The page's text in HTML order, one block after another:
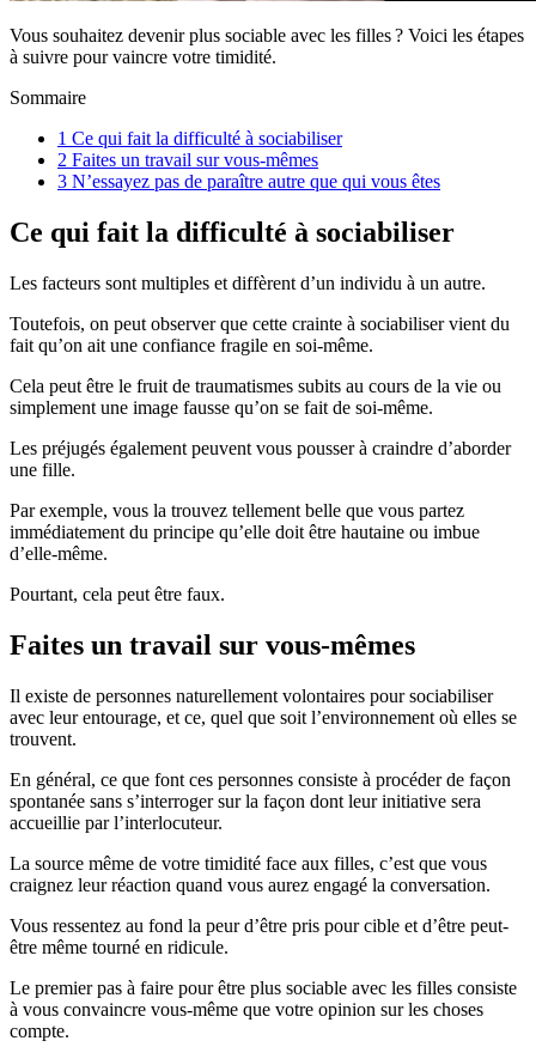
Vous souhaitez devenir plus sociable avec les filles ? Voici les étapes
à suivre pour vaincre votre timidité.
Sommaire
1 Ce qui fait la difficulté à sociabiliser
2 Faites un travail sur vous-mêmes
3 N’essayez pas de paraître autre que qui vous êtes
Ce qui fait la difficulté à sociabiliser
Les facteurs sont multiples et diffèrent d’un individu à un autre.
Toutefois, on peut observer que cette crainte à sociabiliser vient du
fait qu’on ait une confiance fragile en soi-même.
Cela peut être le fruit de traumatismes subits au cours de la vie ou
simplement une image fausse qu’on se fait de soi-même.
Les préjugés également peuvent vous pousser à craindre d’aborder
une fille.
Par exemple, vous la trouvez tellement belle que vous partez
immédiatement du principe qu’elle doit être hautaine ou imbue
d’elle-même.
Pourtant, cela peut être faux.
Faites un travail sur vous-mêmes
Il existe de personnes naturellement volontaires pour sociabiliser
avec leur entourage, et ce, quel que soit l’environnement où elles se
trouvent.
En général, ce que font ces personnes consiste à procéder de façon
spontanée sans s’interroger sur la façon dont leur initiative sera
accueillie par l’interlocuteur.
La source même de votre timidité face aux filles, c’est que vous
craignez leur réaction quand vous aurez engagé la conversation.
Vous ressentez au fond la peur d’être pris pour cible et d’être peut-
être même tourné en ridicule.
Le premier pas à faire pour être plus sociable avec les filles consiste
à vous convaincre vous-même que votre opinion sur les choses
compte.